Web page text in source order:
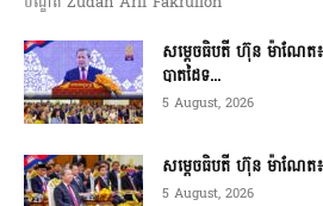
សម្ដេចធិបតី ហ៊ុន ម៉ាណែត
បាតដៃទ...
5 August, 2026
សម្ដេចធិបតី ហ៊ុន ម៉ាណែត៖ កិ
5 August, 2026